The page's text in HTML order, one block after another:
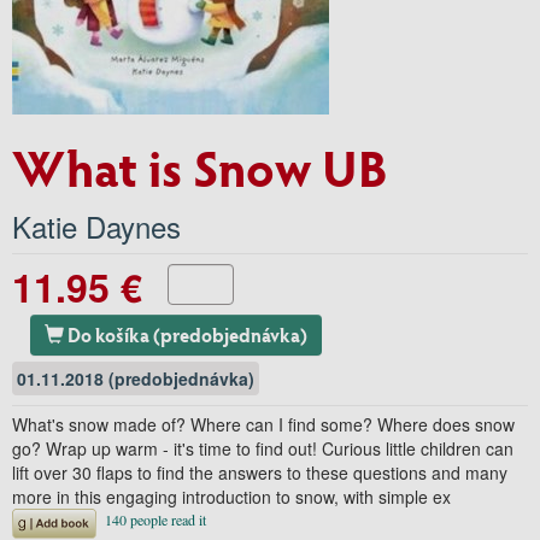
What is Snow UB
Katie Daynes
11.95 €
Do košíka (predobjednávka)
01.11.2018 (predobjednávka)
What's snow made of? Where can I find some? Where does snow
go? Wrap up warm - it's time to find out! Curious little children can
lift over 30 flaps to find the answers to these questions and many
more in this engaging introduction to snow, with simple ex